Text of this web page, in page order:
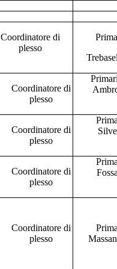
Coordinatore di
plesso
Coordinatore di
plesso
Coordinatore di
plesso
Coordinatore di
plesso
Coordinatore di
plesso